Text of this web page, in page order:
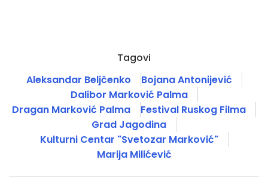
Tagovi
Aleksandar Beljčenko
Bojana Antonijević
Dalibor Marković Palma
Dragan Marković Palma
Festival Ruskog Filma
Grad Jagodina
Kulturni Centar "Svetozar Marković"
Marija Milićević